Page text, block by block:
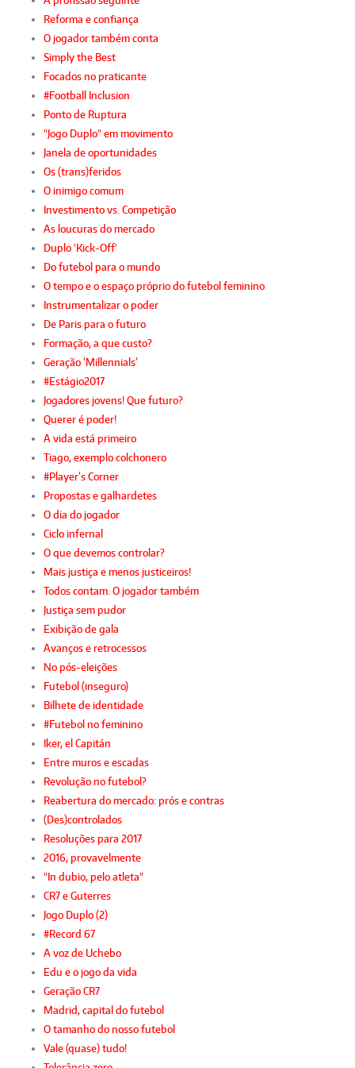
Reforma e confiança
O jogador também conta
Simply the Best
Focados no praticante
#Football Inclusion
Ponto de Ruptura
"Jogo Duplo" em movimento
Janela de oportunidades
Os (trans)feridos
O inimigo comum
Investimento vs. Competição
As loucuras do mercado
Duplo 'Kick-Off'
Do futebol para o mundo
O tempo e o espaço próprio do futebol feminino
Instrumentalizar o poder
De Paris para o futuro
Formação, a que custo?
Geração ‘Millennials’
#Estágio2017
Jogadores jovens! Que futuro?
Querer é poder!
A vida está primeiro
Tiago, exemplo colchonero
#Player’s Corner
Propostas e galhardetes
O dia do jogador
Ciclo infernal
O que devemos controlar?
Mais justiça e menos justiceiros!
Todos contam. O jogador também
Justiça sem pudor
Exibição de gala
Avanços e retrocessos
No pós-eleições
Futebol (inseguro)
Bilhete de identidade
#Futebol no feminino
Iker, el Capitán
Entre muros e escadas
Revolução no futebol?
Reabertura do mercado: prós e contras
(Des)controlados
Resoluções para 2017
2016, provavelmente
"In dubio, pelo atleta"
CR7 e Guterres
Jogo Duplo (2)
#Record 67
A voz de Uchebo
Edu e o jogo da vida
Geração CR7
Madrid, capital do futebol
O tamanho do nosso futebol
Vale (quase) tudo!